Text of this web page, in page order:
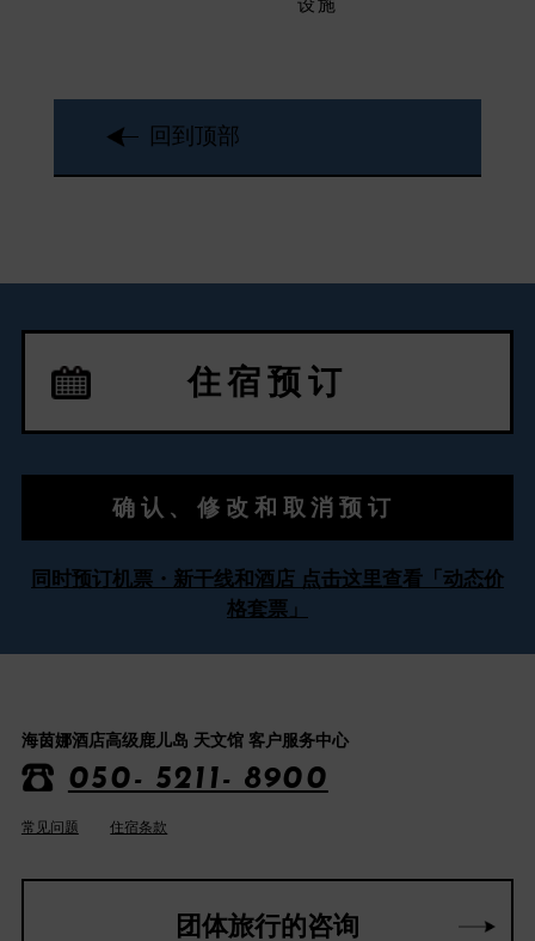
设施
回到顶部
住宿预订
确认、修改和取消预订
同时预订机票・新干线和酒店 点击这里查看「动态价
格套票」
海茵娜酒店高级鹿儿岛 天文馆 客户服务中心
050- 5211- 8900
常见问题 住宿条款
团体旅行的咨询